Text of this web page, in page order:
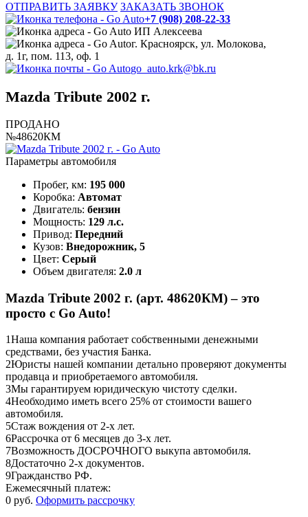
ОТПРАВИТЬ ЗАЯВКУ ЗАКАЗАТЬ ЗВОНОК
+7 (908) 208-22-33
ИП Алексеева
г. Красноярск, ул. Молокова,
д. 1г, пом. 113, оф. 1
go_auto.krk@bk.ru
Mazda Tribute 2002 г.
ПРОДАНО
№48620КМ
Параметры автомобиля
Пробег, км: 195 000
Коробка: Автомат
Двигатель: бензин
Мощность: 129 л.с.
Привод: Передний
Кузов: Внедорожник, 5
Цвет: Серый
Объем двигателя: 2.0 л
Mazda Tribute 2002 г. (арт. 48620КМ) – это
просто с Go Auto!
1Наша компания работает собственными денежными
средствами, без участия Банка.
2Юристы нашей компании детально проверяют документы
продавца и приобретаемого автомобиля.
3Мы гарантируем юридическую чистоту сделки.
4Необходимо иметь всего 25% от стоимости вашего
автомобиля.
5Стаж вождения от 2-х лет.
6Рассрочка от 6 месяцев до 3-х лет.
7Возможность ДОСРОЧНОГО выкупа автомобиля.
8Достаточно 2-х документов.
9Гражданство РФ.
Ежемесячный платеж:
0 руб. Оформить рассрочку